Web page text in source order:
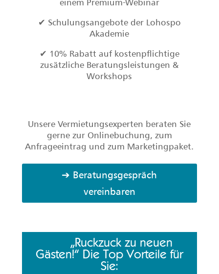
einem Premium-Webinar
✔ Schulungsangebote der Lohospo
Akademie
✔ 10% Rabatt auf kostenpflichtige
zusätzliche Beratungsleistungen &
Workshops
Unsere Vermietungsexperten beraten Sie
gerne zur Onlinebuchung, zum
Anfrageeintrag und zum Marketingpaket.
➔ Beratungsgespräch
vereinbaren
„Ruckzuck zu neuen
Gästen!“ Die Top Vorteile für
Sie: